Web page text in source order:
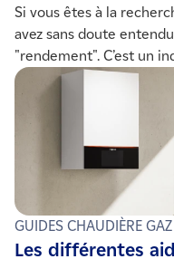
Si vous êtes à la
avez sans doute
"rendement". C’est un
compte lors de l’achat
GUIDES CHAUDIÈRE GAZ
Les différentes